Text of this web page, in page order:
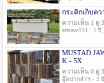
กระติกเก็บค
ความเห็น 1 ดู
artsave114 - 1 ปี
MUSTAD
K - 5X
ความเห็น 0 ดู
อู๊ดปากลำฯ - 2 ปี